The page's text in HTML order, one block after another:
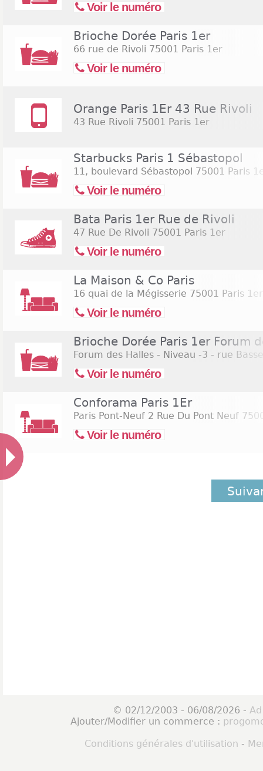
Voir le numéro
Brioche Dorée Paris 1er
66 rue de Rivoli 75001 Paris 1er
Voir le numéro
Orange Paris 1Er 43 Rue Rivoli
43 Rue Rivoli 75001 Paris 1er
Starbucks Paris 1 Sébastopol
11, boulevard Sébastopol 75001 Paris
Voir le numéro
Bata Paris 1er Rue de Rivoli
47 Rue De Rivoli 75001 Paris 1er
Voir le numéro
La Maison & Co Paris
16 quai de la Mégisserie 75001 Paris 1er
Voir le numéro
Brioche Dorée Paris 1er Forum
Forum des Halles - Niveau -3 - rue Basse
Voir le numéro
Conforama Paris 1Er
Paris Pont-Neuf 2 Rue Du Pont Neuf
Voir le numéro
© 02/12/2003 - 06/08/2026 -
Ajouter/Modifier un commerce :
Conditions générales d'utilisation -